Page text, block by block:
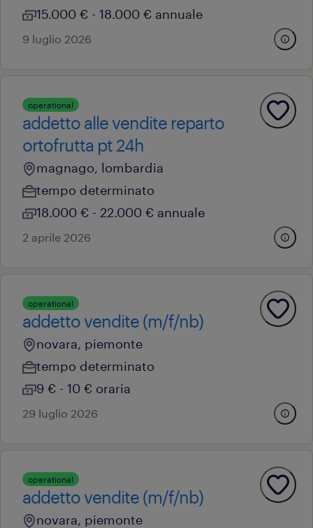
15.000 € - 18.000 € annuale
9 luglio 2026
operational
addetto alle vendite reparto
ortofrutta pt 24h
magnago, lombardia
tempo determinato
18.000 € - 22.000 € annuale
2 aprile 2026
operational
addetto vendite (m/f/nb)
novara, piemonte
tempo determinato
9 € - 10 € oraria
29 luglio 2026
operational
addetto vendite (m/f/nb)
novara, piemonte